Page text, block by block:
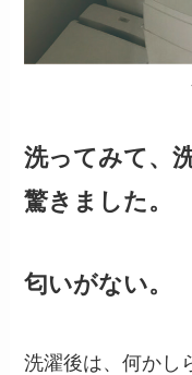
洗ってみて、
驚きました。
匂いがない。
洗濯後は、何かし